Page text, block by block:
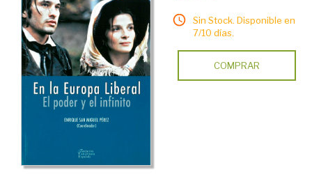
Sin Stock. Disponible en
7/10 días.
COMPRAR